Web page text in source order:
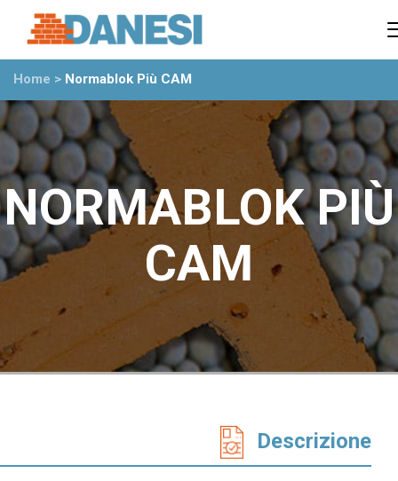
Il gruppo
Partner
Stabilimenti
Ufficio Tecnico
News
Eventi
Rassegna stampa
Video
Novità dall’azienda
Normablok Più High Performance
Muratura armata Danesi
Home > Normablok Più CAM
NORMABLOK PIÙ
CAM
Descrizione